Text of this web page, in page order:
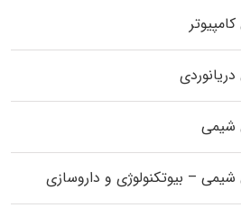
شیمی
– بیوتکنولوژی و داروسازی